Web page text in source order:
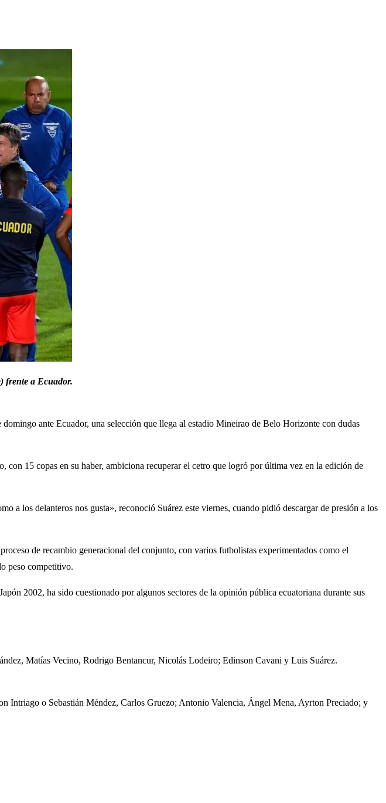
frente a Ecuador.
ante Ecuador, una selección que llega al estadio Mineirao de Belo Horizonte con dudas
con 15 copas en su haber, ambiciona recuperar el cetro que logró por última vez en la edición de
a los delanteros nos gusta», reconoció Suárez este viernes, cuando pidió descargar de presión a los
de recambio generacional del conjunto, con varios futbolistas experimentados como el
peso competitivo.
2002, ha sido cuestionado por algunos sectores de la opinión pública ecuatoriana durante sus
Matías Vecino, Rodrigo Bentancur, Nicolás Lodeiro; Edinson Cavani y Luis Suárez.
Intriago o Sebastián Méndez, Carlos Gruezo; Antonio Valencia, Ángel Mena, Ayrton Preciado; y